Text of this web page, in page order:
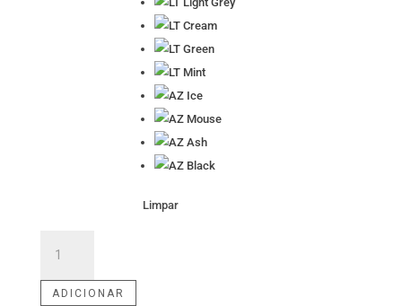
Limpar
Cadeira
Chiado
ADICIONAR